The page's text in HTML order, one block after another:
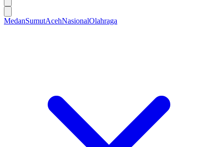
MedanSumutAcehNasionalOlahraga